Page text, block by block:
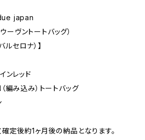
japan
ヴントートバッグ）
セロナ）】
ンレッド
み込み）トートバッグ
定後約1ヶ月後の納品となります。